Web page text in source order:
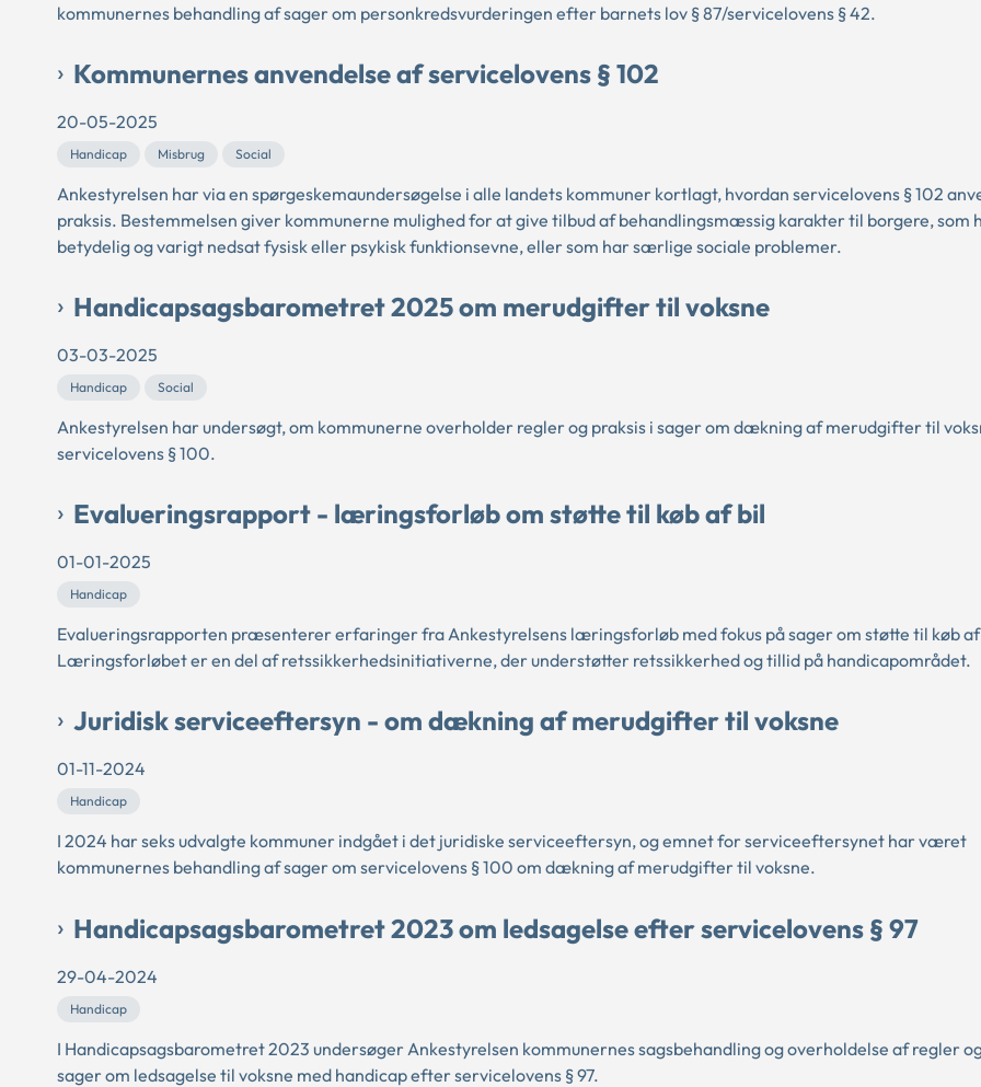
kommunernes behandling af sager om personkredsvurderingen efter barnets lov § 87/servicelovens § 42.
Kommunernes anvendelse af servicelovens § 102
20-05-2025
Handicap Misbrug Social
Ankestyrelsen har via en spørgeskemaundersøgelse i alle landets kommuner kortlagt, hvordan servicelovens § 102
praksis. Bestemmelsen giver kommunerne mulighed for at give tilbud af behandlingsmæssig karakter til borgere, som
betydelig og varigt nedsat fysisk eller psykisk funktionsevne, eller som har særlige sociale problemer.
Handicapsagsbarometret 2025 om merudgifter til voksne
03-03-2025
Handicap Social
Ankestyrelsen har undersøgt, om kommunerne overholder regler og praksis i sager om dækning af merudgifter til
servicelovens § 100.
Evalueringsrapport - læringsforløb om støtte til køb af bil
01-01-2025
Handicap
Evalueringsrapporten præsenterer erfaringer fra Ankestyrelsens læringsforløb med fokus på sager om støtte til køb
Læringsforløbet er en del af retssikkerhedsinitiativerne, der understøtter retssikkerhed og tillid på handicapområdet.
Juridisk serviceeftersyn - om dækning af merudgifter til voksne
01-11-2024
Handicap
I 2024 har seks udvalgte kommuner indgået i det juridiske serviceeftersyn, og emnet for serviceeftersynet har været
kommunernes behandling af sager om servicelovens § 100 om dækning af merudgifter til voksne.
Handicapsagsbarometret 2023 om ledsagelse efter servicelovens § 97
29-04-2024
Handicap
I Handicapsagsbarometret 2023 undersøger Ankestyrelsen kommunernes sagsbehandling og overholdelse af regler
sager om ledsagelse til voksne med handicap efter servicelovens § 97.